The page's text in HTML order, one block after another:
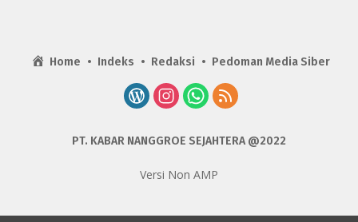
Home Indeks Redaksi Pedoman Media Siber
PT. KABAR NANGGROE SEJAHTERA @2022
Versi Non AMP